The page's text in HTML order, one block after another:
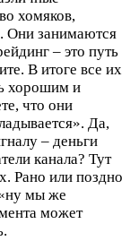
хомяков,
Они занимаются
– это путь
В итоге все их
хорошим и
что они
Да,
– деньги
канала? Тут
Рано или поздно
мы же
может